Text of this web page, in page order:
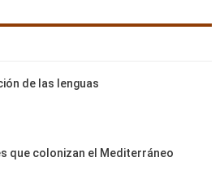
de las lenguas
que colonizan el Mediterráneo